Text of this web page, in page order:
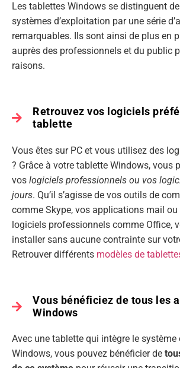
Les tablettes Windows se distinguent
systèmes d’exploitation par une série
remarquables. Ils sont ainsi de plus en
auprès des professionnels et du public
raisons.
Retrouvez vos logiciels
tablette
Vous êtes sur PC et vous utilisez des
? Grâce à votre tablette Windows, vous
vos logiciels professionnels ou vos
jours. Qu’il s’agisse de vos outils de
comme Skype, vos applications mail ou
logiciels professionnels comme Office,
installer sans aucune contrainte sur
Retrouver différents modèles de
Vous bénéficiez de tous les
Windows
Avec une tablette qui intègre le système
Windows, vous pouvez bénéficier de